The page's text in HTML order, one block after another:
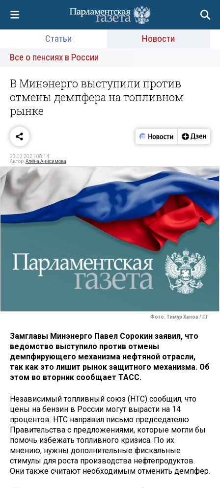
Статьи
Новости
Все о пенсиях в России
В Минэнерго выступили против
отмены демпфера на топливном
рынке
23.03.2021 08:14
Автор:Алёна Анисимова
Фото: Тимур Ханов / ПГ
Замглавы Минэнерго Павел Сорокин заявил, что
ведомство выступило против отмены
демпфирующего механизма нефтяной отрасли,
так как это лишит рынок защитного механизма. Об
этом во вторник сообщает ТАСС.
Независимый топливный союз (НТС) сообщил, что
цены на бензин в России могут вырасти на 14
процентов. НТС направил письмо председателю
Правительства с предложениями, которые могли бы
помочь избежать топливного кризиса. По их
мнению, нужны дополнительные фискальные
стимулы для роста производства нефтепродуктов.
Они также считают необходимым отменить демпфер.